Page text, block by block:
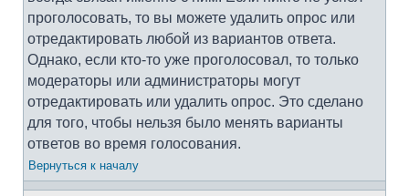
проголосовать, то вы можете удалить опрос или
отредактировать любой из вариантов ответа.
Однако, если кто-то уже проголосовал, то только
модераторы или администраторы могут
отредактировать или удалить опрос. Это сделано
для того, чтобы нельзя было менять варианты
ответов во время голосования.
Вернуться к началу